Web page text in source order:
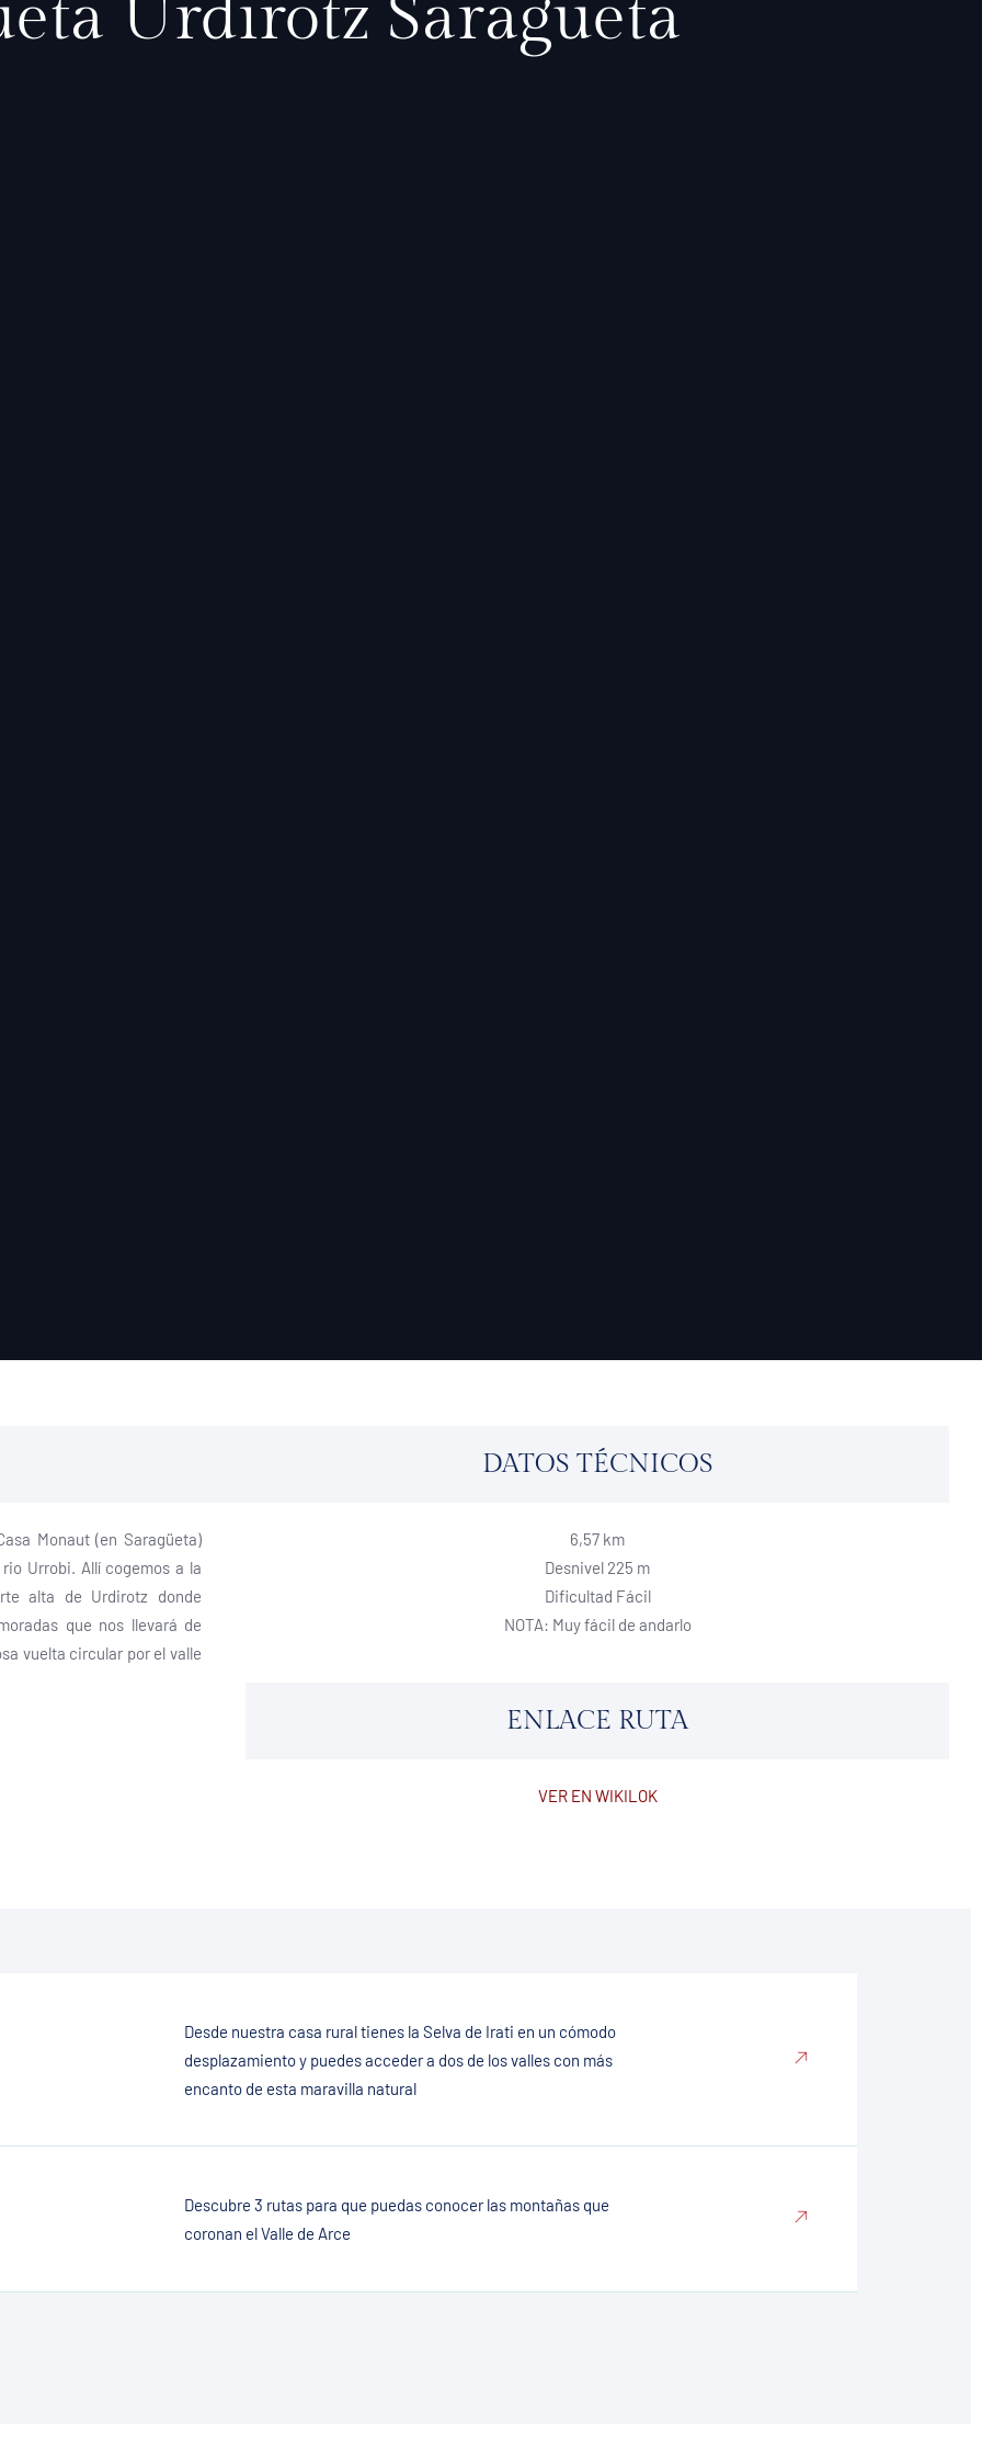
Urdirotz Saragüeta
Monaut (en Saragüeta)
Urrobi. Allí cogemos a la
alta de Urdirotz donde
que nos llevará de
vuelta circular por el valle
DATOS TÉCNICOS
6,57 km
Desnivel 225 m
Dificultad Fácil
NOTA: Muy fácil de andarlo
ENLACE RUTA
VER EN WIKILOK
Desde nuestra casa rural tienes la Selva de Irati en un cómodo
desplazamiento y puedes acceder a dos de los valles con más
encanto de esta maravilla natural
Descubre 3 rutas para que puedas conocer las montañas que
coronan el Valle de Arce